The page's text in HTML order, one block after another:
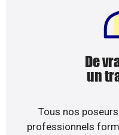
De
un
Tous nos
professionnels